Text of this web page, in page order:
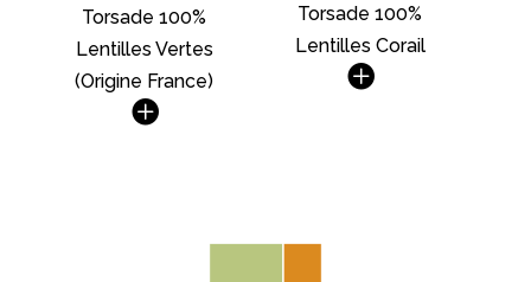
Torsade 100%
Lentilles Vertes
(Origine France)
Torsade 100%
Lentilles Corail